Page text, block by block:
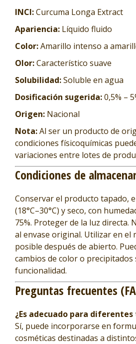
INCI:Curcuma Longa Extract
Apariencia: Líquido fluido
Color:Amarillo intenso a
Olor:Característico suave
Solubilidad:Soluble en agua
Dosificación sugerida:0,5% –
Origen: Nacional
Nota:Al ser un producto de
condiciones físicoquímicas
variaciones entre lotes de
Condiciones de
Conservar el producto tapado,
(18°C–30°C) y seco, con
75%. Proteger de la luz directa.
al envase original. Utilizar en el
posible después de abierto.
cambios de color o precipitados
funcionalidad.
Preguntas frecuentes
¿Es adecuado para
Sí, puede incorporarse en
cosméticas destinadas a